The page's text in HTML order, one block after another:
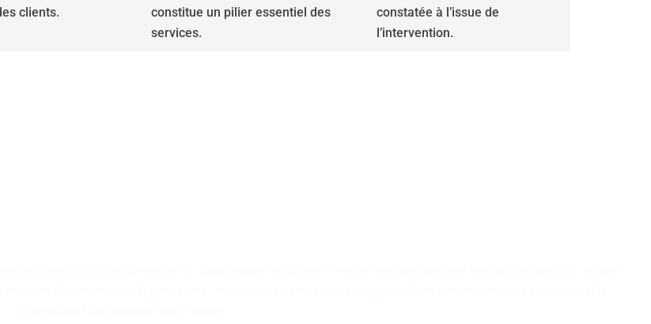
clients.
constitue un pilier essentiel des
services.
constatée à l’issue de
l’intervention.